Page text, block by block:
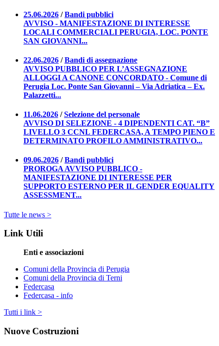
25.06.2026 /Bandi pubblici
AVVISO - MANIFESTAZIONE DI INTERESSE
LOCALI COMMERCIALI PERUGIA, LOC. PONTE
SAN GIOVANNI...
22.06.2026 /Bandi di assegnazione
AVVISO PUBBLICO PER L’ASSEGNAZIONE
ALLOGGI A CANONE CONCORDATO - Comune di
Perugia Loc. Ponte San Giovanni – Via Adriatica – Ex.
Palazzetti...
11.06.2026 /Selezione del personale
AVVISO DI SELEZIONE - 4 DIPENDENTI CAT. “B”
LIVELLO 3 CCNL FEDERCASA, A TEMPO PIENO E
DETERMINATO PROFILO AMMINISTRATIVO...
09.06.2026 /Bandi pubblici
PROROGA AVVISO PUBBLICO -
MANIFESTAZIONE DI INTERESSE PER
SUPPORTO ESTERNO PER IL GENDER EQUALITY
ASSESSMENT...
Tutte le news >
Link Utili
Enti e associazioni
Comuni della Provincia di Perugia
Comuni della Provincia di Terni
Federcasa
Federcasa - info
Tutti i link >
Nuove Costruzioni